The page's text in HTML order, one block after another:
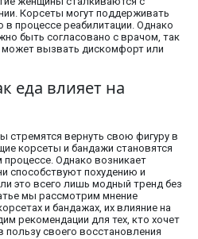
Корсеты могут поддерживать
процессе реабилитации. Однако
быть согласовано с врачом, так
может вызвать дискомфорт или
еда влияет на
стремятся вернуть свою фигуру в
корсеты и бандажи становятся
Однако возникает
способствуют похудению и
это всего лишь модный тренд без
мы рассмотрим мнение
и бандажах, их влияние на
рекомендации для тех, кто хочет
своего восстановления